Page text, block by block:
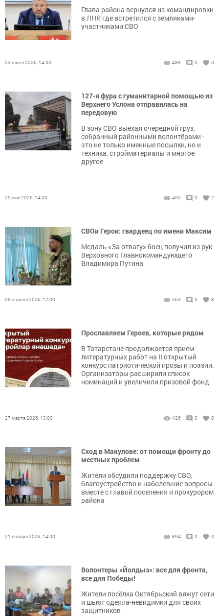
Глава района вернулся из командировки
в ЛНР, где встретился с земляками-
участниками СВО
03 июня 2026, 14:00 488 0 0
127-я фура с гуманитарной помощью из
Верхнего Услона отправилась на
передовую
В зону СВО выехал очередной груз,
собранный районными волонтёрами -
это не только именные посылки, но и
техника, стройматериалы и многое
другое
29 мая 2026, 14:00 495 0 2
СВОи Герои: гвардеец по имени Максим
Медаль «За отвагу» боец получил из рук
Верховного Главнокомандующего
Владимира Путина
08 апреля 2026, 12:00 663 0 3
Прославляем Героев, которые рядом
В Татарстане продолжается прием
литературных работ на II открытый
конкурс патриотической прозы и поэзии.
Организаторы расширили список
номинаций и увеличили призовой фонд
27 марта 2026, 13:00 426 0 0
Сход в Макулове: от помощи фронту до
местных проблем
Жители обсудили поддержку СВО,
благоустройство и наболевшие вопросы
вместе с главой поселения и прокурором
района
21 января 2026, 14:00 894 0 0
Волонтеры «Йолдыз»: все для фронта,
все для Победы!
Жители посёлка Октябрьский вяжут сети
и шьют одеяла-невидимки для своих
защитников